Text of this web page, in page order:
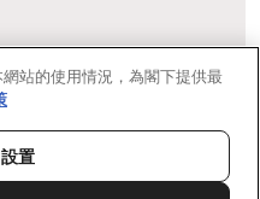
私隱聲明
SSL) 協定，有助保障敏感
間的網上傳輸維持保密性。
碼：91/4075
Hong Kong. All rights
站的使用情況，為閣下提供最
設置